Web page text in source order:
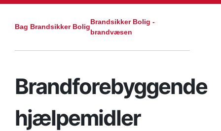
Bag Brandsikker Bolig
Brandsikker Bolig -
brandvæsen
Brandforebyggende
hjælpemidler